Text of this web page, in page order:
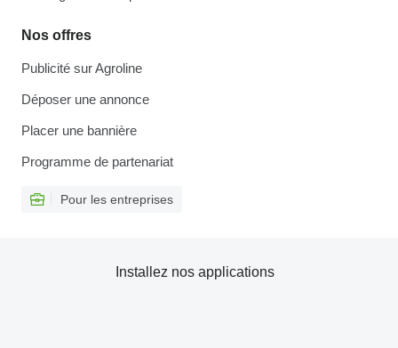
Nos offres
Publicité sur Agroline
Déposer une annonce
Placer une bannière
Programme de partenariat
Pour les entreprises
Installez nos applications